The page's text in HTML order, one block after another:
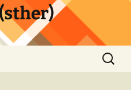
Search
for: